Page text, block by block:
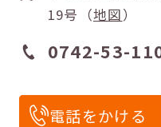
19号（地図）
0742-53-
電話をかける